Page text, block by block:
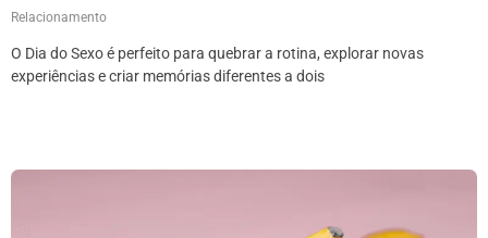
Relacionamento
O Dia do Sexo é perfeito para quebrar a rotina, explorar novas
experiências e criar memórias diferentes a dois